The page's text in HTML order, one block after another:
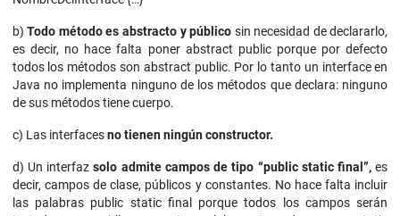
b) Todo método es abstracto y público sin necesidad de declararlo,
es decir, no hace falta poner abstract public porque por defecto
todos los métodos son abstract public. Por lo tanto un interface en
Java no implementa ninguno de los métodos que declara: ninguno
de sus métodos tiene cuerpo.
c) Las interfacesno tienen ningún constructor.
d) Un interfazsolo admite campos de tipo “public staticfinal”, es
decir, campos de clase, públicos y constantes. No hace falta incluir
las palabras public static final porque todos los campos serán